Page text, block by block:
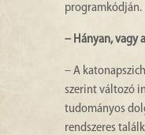
programkódján.
– Hányan, vagy
– A
szerint változó
tudományos
rendszeres